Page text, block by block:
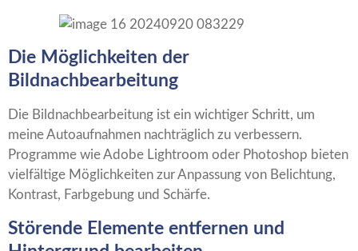
Die Möglichkeiten der
Bildnachbearbeitung
Die Bildnachbearbeitung ist ein wichtiger Schritt, um
meine Autoaufnahmen nachträglich zu verbessern.
Programme wie Adobe Lightroom oder Photoshop bieten
vielfältige Möglichkeiten zur Anpassung von Belichtung,
Kontrast, Farbgebung und Schärfe.
Störende Elemente entfernen und